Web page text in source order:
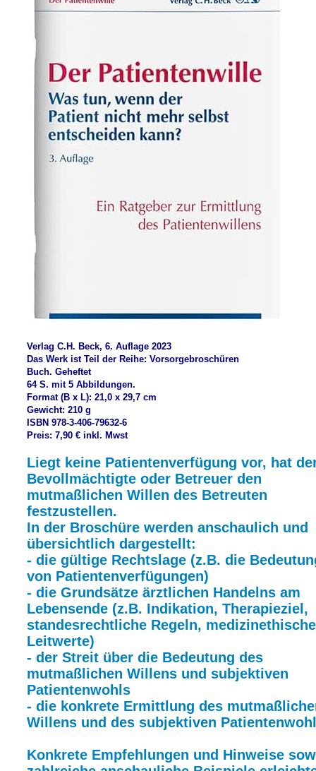
Verlag C.H. Beck, 6. Auflage 2023
Das Werk ist Teil der Reihe: Vorsorgebroschüren
Buch. Geheftet
64 S. mit 5 Abbildungen.
Format (B x L): 21,0 x 29,7 cm
Gewicht: 210 g
ISBN 978-3-406-79632-6
Preis: 7,90 € inkl. Mwst
Liegt keine Patientenverfügung vor, hat
Bevollmächtigte oder Betreuer den
mutmaßlichen Willen des Betreuten
festzustellen.
In der Broschüre werden anschaulich und
übersichtlich dargestellt:
- die gültige Rechtslage (z.B. die
von Patientenverfügungen)
- die Grundsätze ärztlichen Handelns am
Lebensende (z.B. Indikation, Therapieziel,
standesrechtliche Regeln, medizinethische
Leitwerte)
- der Streit über die Bedeutung des
mutmaßlichen Willens und subjektiven
Patientenwohls
- die konkrete Ermittlung des
Willens und des subjektiven
Konkrete Empfehlungen und Hinweise